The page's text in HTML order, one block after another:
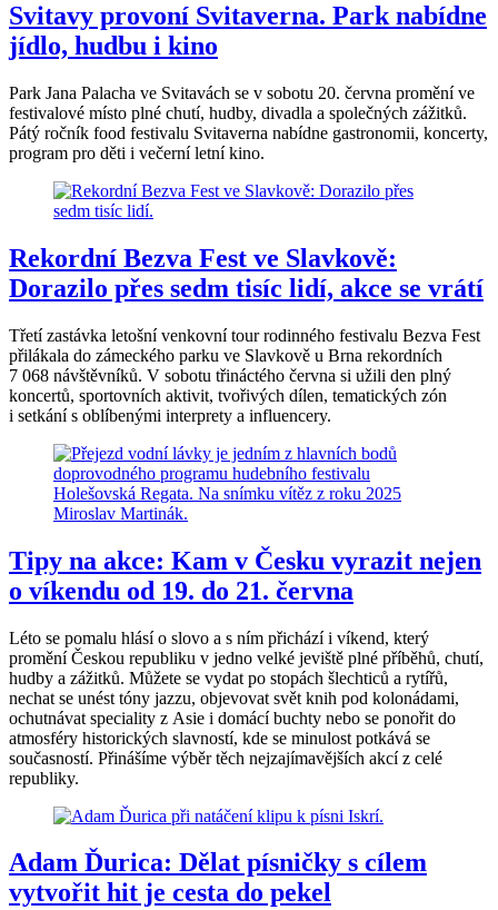
Svitavy provoní Svitaverna. Park nabídne
jídlo, hudbu i kino
Park Jana Palacha ve Svitavách se v sobotu 20. června promění ve
festivalové místo plné chutí, hudby, divadla a společných zážitků.
Pátý ročník food festivalu Svitaverna nabídne gastronomii, koncerty,
program pro děti i večerní letní kino.
Rekordní Bezva Fest ve Slavkově:
Dorazilo přes sedm tisíc lidí, akce se vrátí
Třetí zastávka letošní venkovní tour rodinného festivalu Bezva Fest
přilákala do zámeckého parku ve Slavkově u Brna rekordních
7 068 návštěvníků. V sobotu třináctého června si užili den plný
koncertů, sportovních aktivit, tvořivých dílen, tematických zón
i setkání s oblíbenými interprety a influencery.
Tipy na akce: Kam v Česku vyrazit nejen
o víkendu od 19. do 21. června
Léto se pomalu hlásí o slovo a s ním přichází i víkend, který
promění Českou republiku v jedno velké jeviště plné příběhů, chutí,
hudby a zážitků. Můžete se vydat po stopách šlechticů a rytířů,
nechat se unést tóny jazzu, objevovat svět knih pod kolonádami,
ochutnávat speciality z Asie i domácí buchty nebo se ponořit do
atmosféry historických slavností, kde se minulost potkává se
současností. Přinášíme výběr těch nejzajímavějších akcí z celé
republiky.
Adam Ďurica: Dělat písničky s cílem
vytvořit hit je cesta do pekel